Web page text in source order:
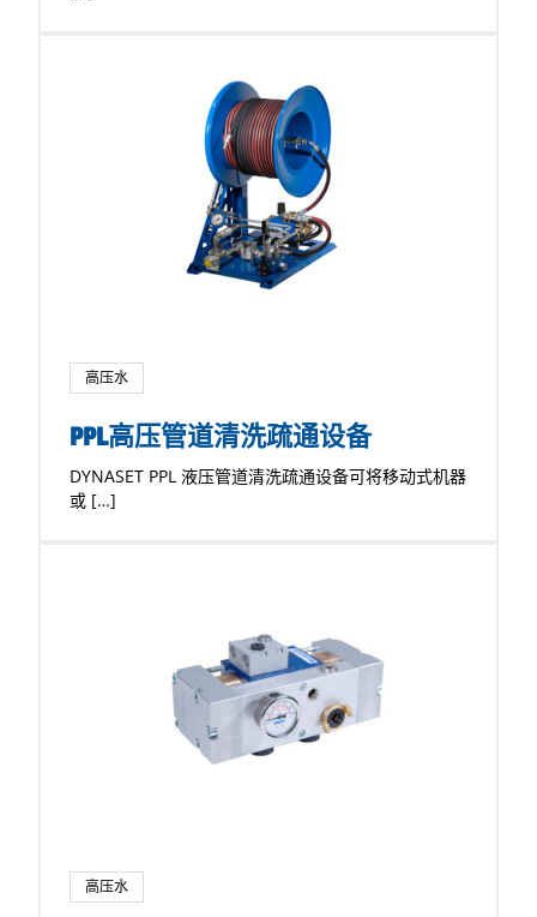
高压水
PPL高压管道清洗疏通设备
DYNASET PPL 液压管道清洗疏通设备可将移动式机器
或 […]
高压水